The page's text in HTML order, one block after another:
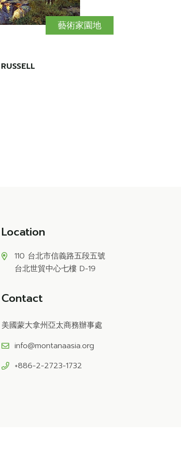
藝術家園地
Location
110 台北市信義路五段五號
台北世貿中心七樓 D-19
Contact
美國蒙大拿州亞太商務辦事處
info@montanaasia.org
+886-2-2723-1732